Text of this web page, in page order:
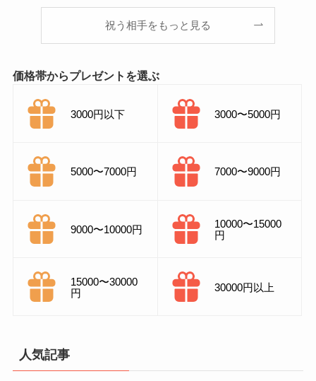
祝う相手をもっと見る
価格帯からプレゼントを選ぶ
3000円以下 3000〜5000円
5000〜7000円 7000〜9000円
9000〜10000円
10000〜15000
円
15000〜30000
円
30000円以上
人気記事